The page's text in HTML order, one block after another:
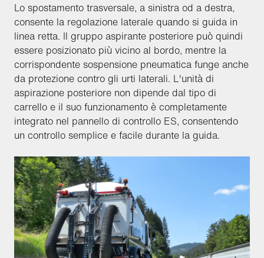
Lo spostamento trasversale, a sinistra od a destra,
consente la regolazione laterale quando si guida in
linea retta. Il gruppo aspirante posteriore può quindi
essere posizionato più vicino al bordo, mentre la
corrispondente sospensione pneumatica funge anche
da protezione contro gli urti laterali. L'unità di
aspirazione posteriore non dipende dal tipo di
carrello e il suo funzionamento è completamente
integrato nel pannello di controllo ES, consentendo
un controllo semplice e facile durante la guida.